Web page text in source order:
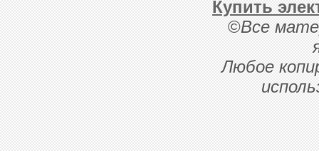
Купить
©Все
Любое